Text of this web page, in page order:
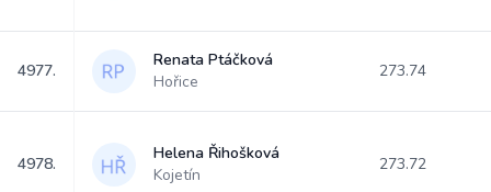
4977.
Renata Ptáčková
Hořice
273.74
4978.
Helena Řihošková
Kojetín
273.72